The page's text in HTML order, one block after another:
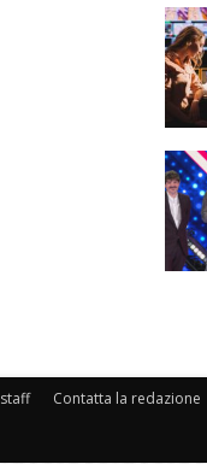
Contatta la redazione